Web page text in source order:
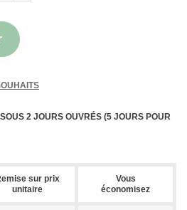
2 JOURS OUVRÉS (5 JOURS POUR
sur prix
unitaire
Vous
économisez